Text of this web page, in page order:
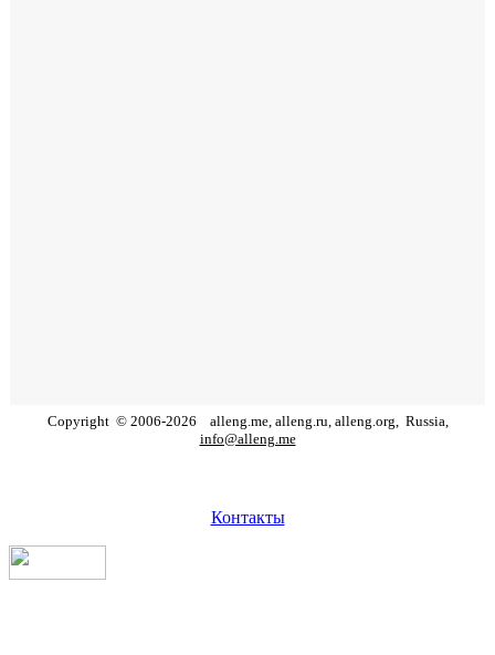
Copyright © 2006-2026 alleng.me, alleng.ru, alleng.org, Russia,
info@alleng.me
Контакты